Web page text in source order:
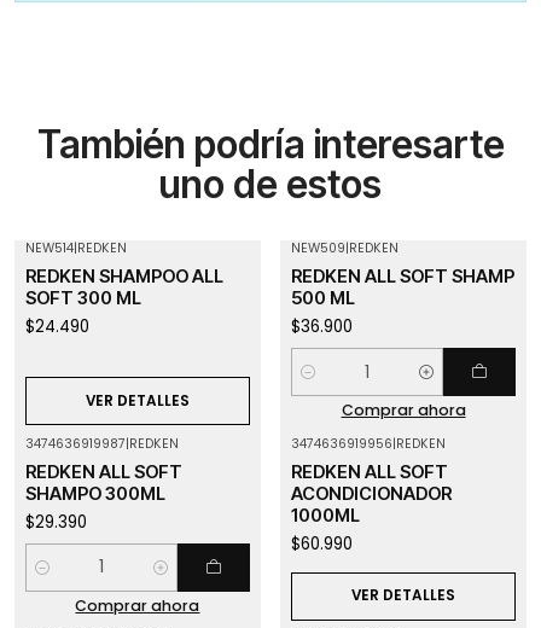
También podría interesarte
uno de estos
NEW514|REDKEN
REDKEN SHAMPOO ALL
SOFT 300 ML
$24.490
VER DETALLES
NEW509|REDKEN
REDKEN ALL SOFT SHAMP
500 ML
$36.900
Cantidad
Comprar ahora
3474636919987|REDKEN
REDKEN ALL SOFT
SHAMPO 300ML
$29.390
Cantidad
Comprar ahora
3474636919956|REDKEN
REDKEN ALL SOFT
ACONDICIONADOR
1000ML
$60.990
VER DETALLES